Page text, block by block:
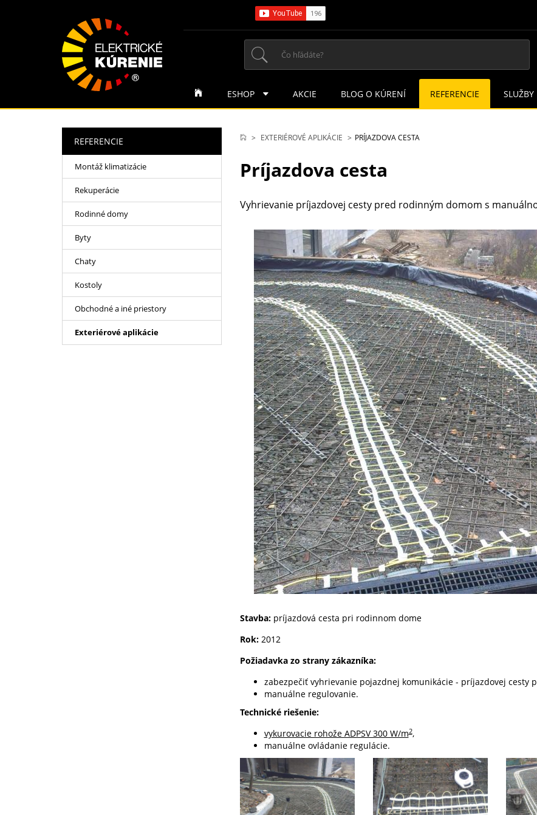
EXTERIÉROVÉ APLIKÁCIE PRÍJAZDOVA CESTA
Príjazdova cesta
Vyhrievanie príjazdovej cesty pred rodinným domom s
Stavba:príjazdová cesta pri rodinnom dome
Rok:2012
Požiadavka zo strany zákazníka:
zabezpečiť vyhrievanie pojazdnej komunikácie - príjazdovej cesty
manuálne regulovanie.
Technické riešenie:
vykurovacie rohože ADPSV 300 W/m2,
manuálne ovládanie regulácie.
REFERENCIE
Montáž klimatizácie
Rekuperácie
Rodinné domy
Byty
Chaty
Kostoly
Obchodné a iné priestory
Exteriérové aplikácie
ESHOP AKCIE BLOG O KÚRENÍ REFERENCIE SLUŽBY